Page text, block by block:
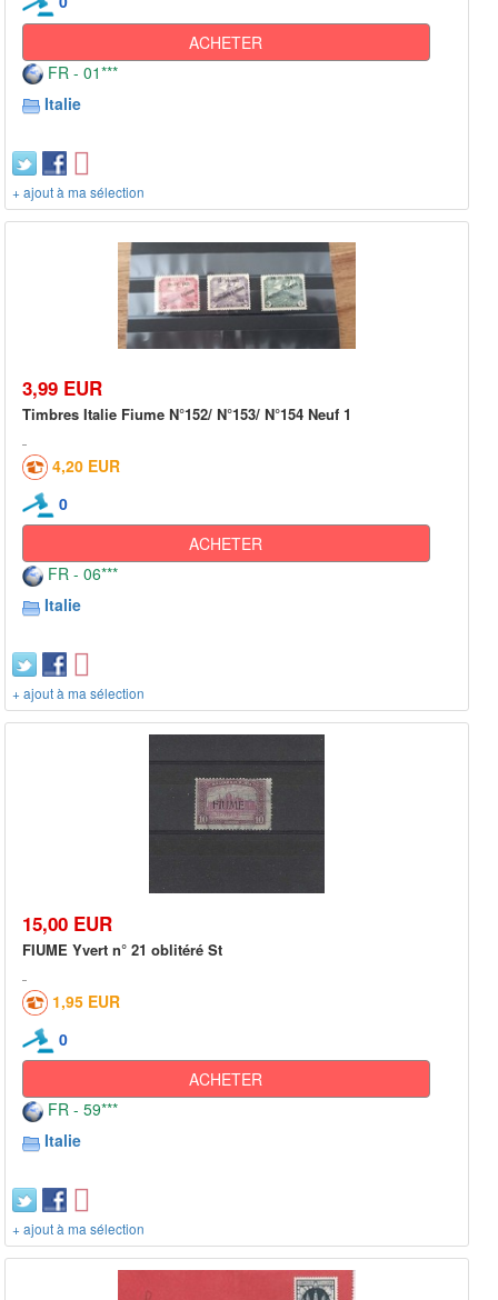
ACHETER
FR - 01***
Italie
+ ajout à ma sélection
3,99 EUR
Timbres Italie Fiume N°152/ N°153/ N°154 Neuf 1
4,20 EUR
0
ACHETER
FR - 06***
Italie
+ ajout à ma sélection
15,00 EUR
FIUME Yvert n° 21 oblitéré St
1,95 EUR
0
ACHETER
FR - 59***
Italie
+ ajout à ma sélection